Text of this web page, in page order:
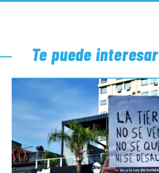
Te puede interesar